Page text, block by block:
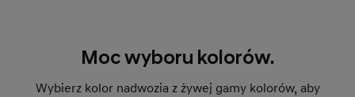
Moc wyboru kolorów.
Wybierz kolor nadwozia z żywej gamy kolorów, aby